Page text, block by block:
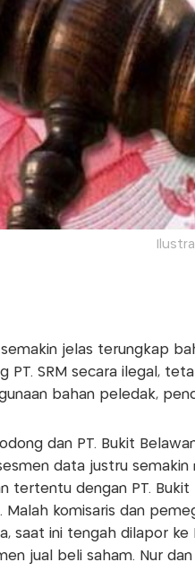
jelas terungkap
PT. SRM secara ilegal,
bahan peledak,
dan PT. Bukit
data justru
tertentu dengan PT.
Malah komisaris dan
saat ini tengah dilapor
jual beli saham. Nur